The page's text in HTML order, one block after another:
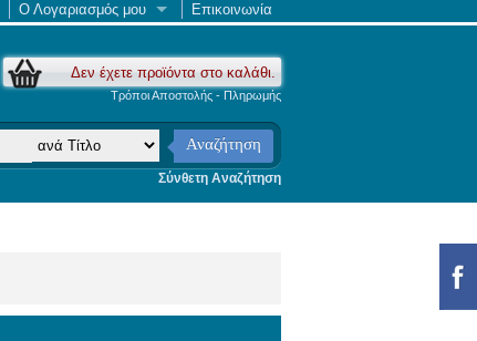
Ο Λογαριασμός μου Επικοινωνία
Δεν έχετε προϊόντα στο καλάθι.
Τρόποι Αποστολής - Πληρωμής
Αναζήτηση
Σύνθετη Αναζήτηση